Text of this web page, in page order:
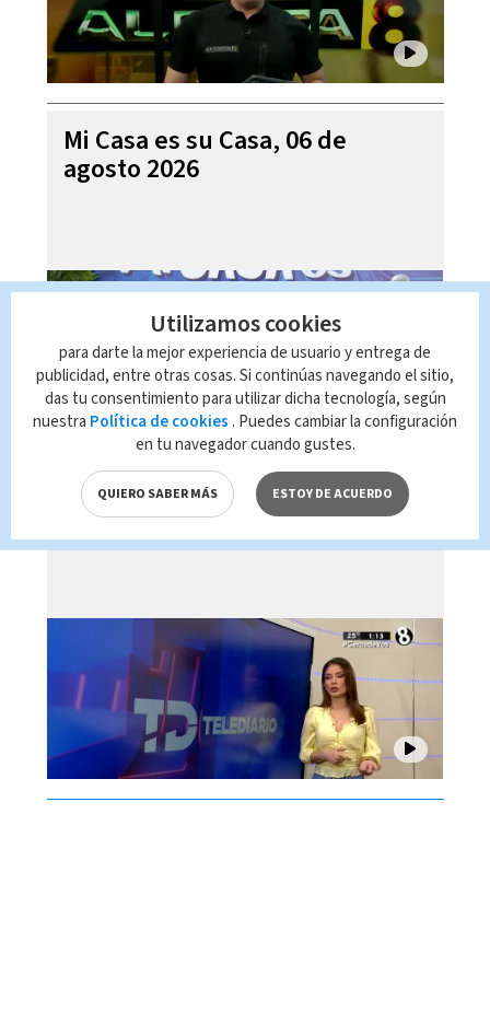
Mi Casa es su Casa, 06 de
agosto 2026
Telediario En Directo con Paula
Brenes, 06 de agosto 2026
Utilizamos cookies
para darte la mejor experiencia de usuario y entrega de
publicidad, entre otras cosas. Si continúas navegando el sitio,
das tu consentimiento para utilizar dicha tecnología, según
nuestra Política de cookies . Puedes cambiar la configuración
en tu navegador cuando gustes.
QUIERO SABER MÁS ESTOY DE ACUERDO